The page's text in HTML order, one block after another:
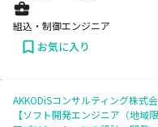
組込・制御エンジニア
お気に入り
AKKODiSコンサルティング株式
【ソフト開発エンジニア（地